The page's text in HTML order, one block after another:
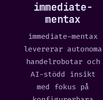
immediate-
mentax
immediate-mentax
levererar autonoma
handelrobotar och
AI-stödd insikt
med fokus på